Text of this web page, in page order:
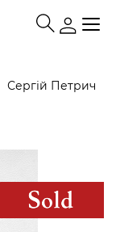
Сергій Петрич